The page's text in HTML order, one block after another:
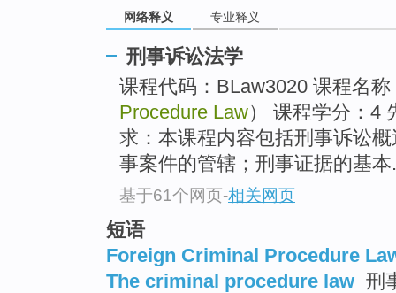
网络释义 专业释义
刑事诉讼法学
课程代码：BLaw3020 课程名称
Procedure Law） 课程学分：4
求：本课程内容包括刑事诉讼
事案件的管辖；刑事证据的基本
基于61个网页-相关网页
短语
Foreign Criminal Procedure
The criminal procedure law 刑